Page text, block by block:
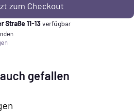
zum Checkout
Straße 11-13 verfügbar
gefallen